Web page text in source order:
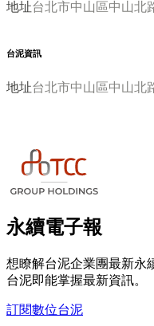
地址台北市中山區中山北
台泥資訊
地址台北市中山區中山北
永續電子報
想瞭解台泥企業團最新永
台泥即能掌握最新資訊。
訂閱數位台泥